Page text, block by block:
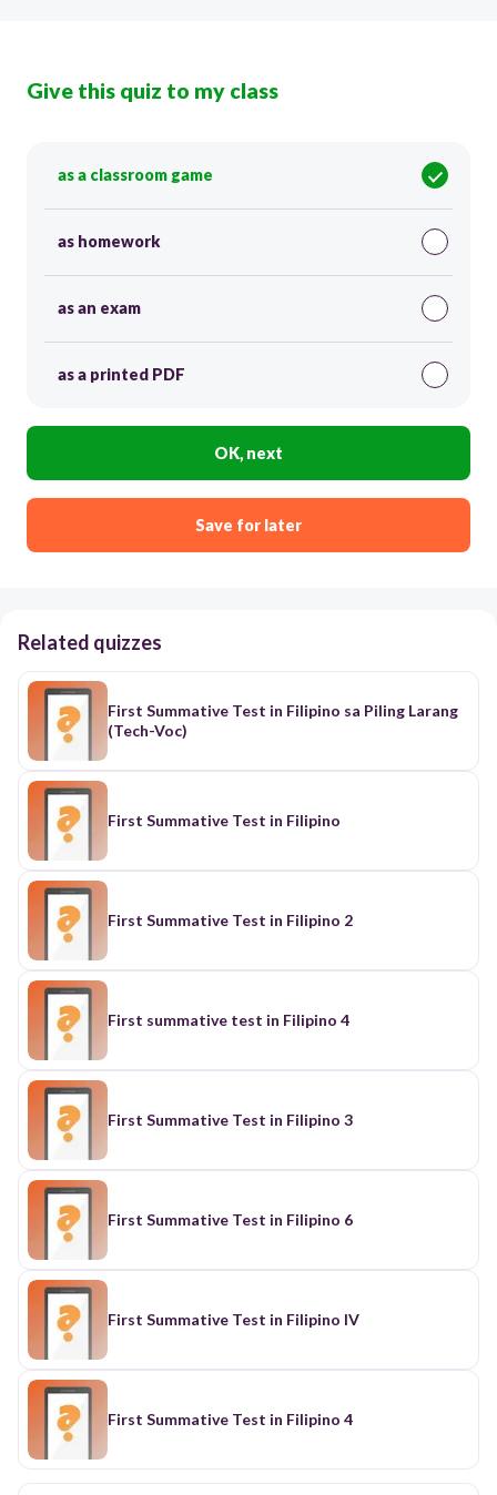
Give this quiz to my class
as a classroom game
as homework
as an exam
as a printed PDF
OK, next
Save for later
Related quizzes
First Summative Test in Filipino sa Piling Larang
(Tech-Voc)
First Summative Test in Filipino
First Summative Test in Filipino 2
First summative test in Filipino 4
First Summative Test in Filipino 3
First Summative Test in Filipino 6
First Summative Test in Filipino IV
First Summative Test in Filipino 4